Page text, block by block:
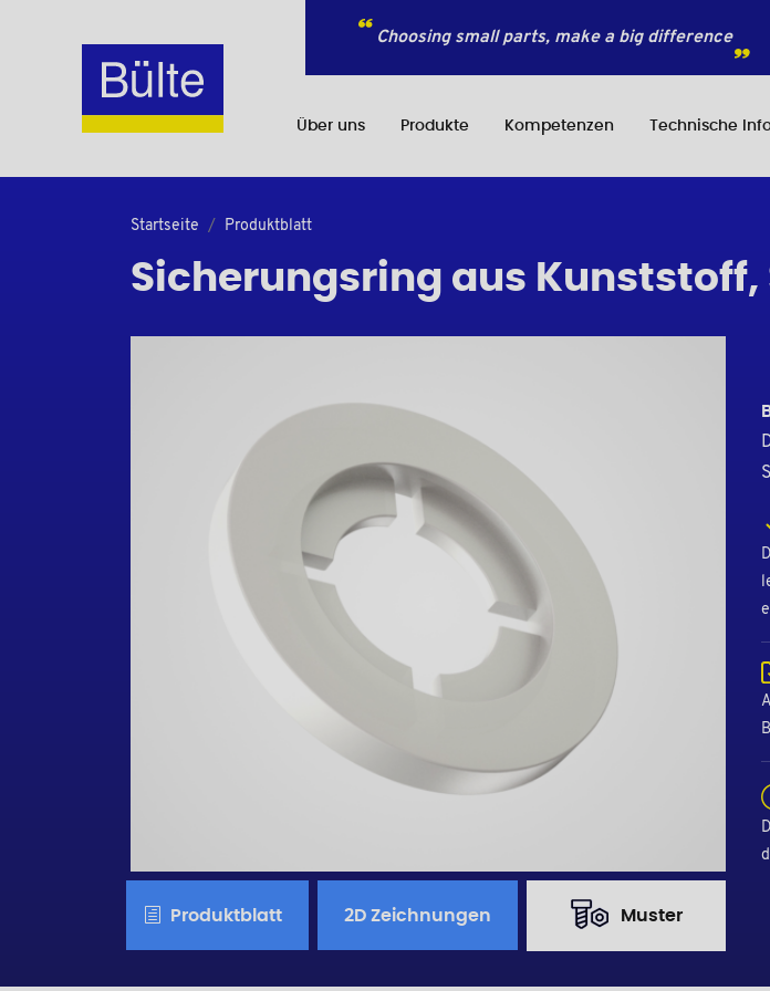
Choosing small parts, make a big difference
Über uns Produkte Kompetenzen Technische
Startseite Produktblatt
Sicherungsring aus
Produktblatt 2D Zeichnungen Muster